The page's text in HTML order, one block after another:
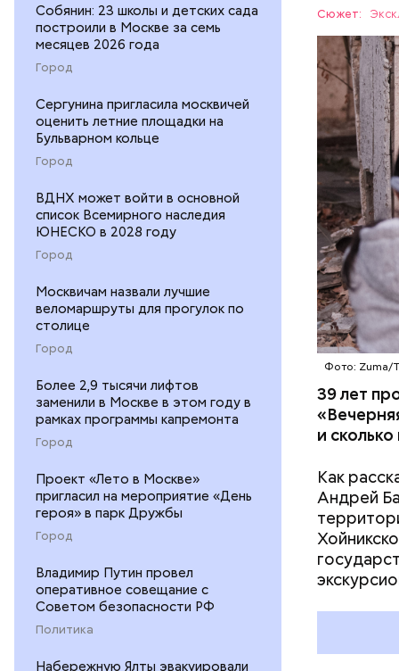
Собянин: 23 школы и детских сада
построили в Москве за семь
месяцев 2026 года
Город
Сергунина пригласила москвичей
оценить летние площадки на
Бульварном кольце
Город
ВДНХ может войти в основной
список Всемирного наследия
ЮНЕСКО в 2028 году
Город
Москвичам назвали лучшие
веломаршруты для прогулок по
столице
Город
Более 2,9 тысячи лифтов
заменили в Москве в этом году в
рамках программы капремонта
Город
Проект «Лето в Москве»
пригласил на мероприятие «День
героя» в парк Дружбы
Город
Владимир Путин провел
оперативное совещание с
Советом безопасности РФ
Политика
Набережную Ялты эвакуировали
Сюжет:
Фото: Zuma/
39 лет
и
Как
Андрей
—
БЕЛАРУСЬ
Их
в
ядерные
ученых-
—
его
образом,